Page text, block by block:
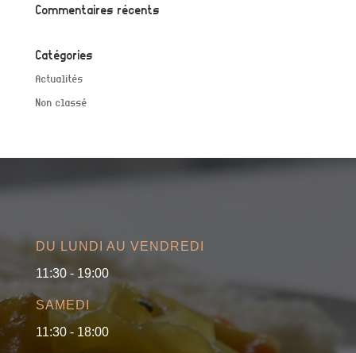
Commentaires récents
Catégories
Actualités
Non classé
DU LUNDI AU VENDREDI
11:30 - 19:00
SAMEDI
11:30 - 18:00